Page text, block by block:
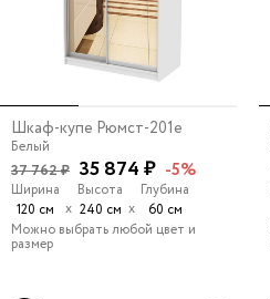
Шкаф-купе Рюмст-201e
Белый
37 762 ₽ 35 874 ₽ -5%
Ширина
120 см
х
Высота
240 см х
Глубина
60 см
Можно выбрать любой цвет и
размер